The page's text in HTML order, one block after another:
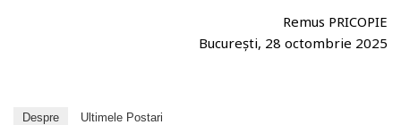
Remus PRICOPIE
București, 28 octombrie 2025
Despre Ultimele Postari